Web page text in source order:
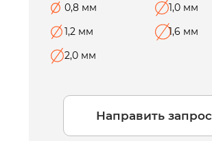
0,8 мм
1,0 мм
1,2 мм
1,6 мм
2,0 мм
Направить запрос